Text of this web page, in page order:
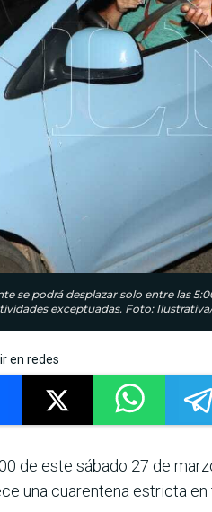
se podrá desplazar solo entre las
exceptuadas. Foto:
en redes
de este sábado 27 de
una cuarentena estricta